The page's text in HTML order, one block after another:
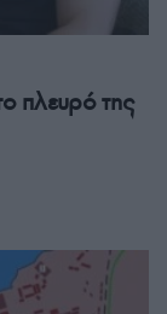
πλευρό της